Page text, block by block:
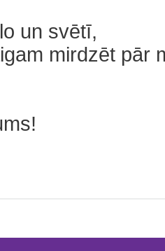
un svētī,
mirdzēt